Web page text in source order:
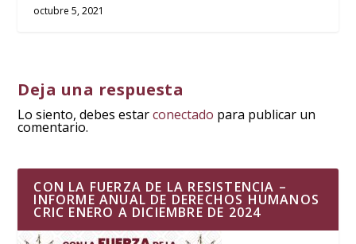
octubre 5, 2021
Deja una respuesta
Lo siento, debes estarconectado para publicar un
comentario.
CON LA FUERZA DE LA RESISTENCIA –
INFORME ANUAL DE DERECHOS HUMANOS
CRIC ENERO A DICIEMBRE DE 2024